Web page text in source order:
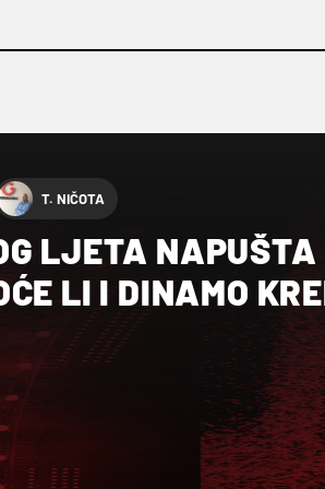
T. NIČOTA
LJETA NAPUŠTA
LI I DINAMO